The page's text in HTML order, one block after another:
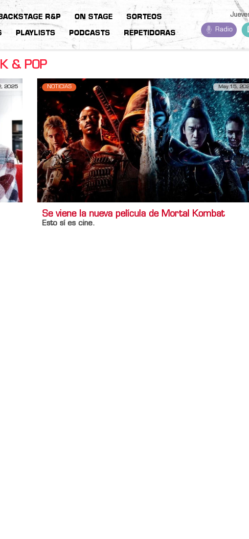
R&P ON STAGE SORTEOS
PLAYLISTS PODCASTS REPETIDORAS
Radio
& POP
2025 NOTICIAS May 15,
Se viene la nueva película de Mortal Kombat
Esto sí es cine.